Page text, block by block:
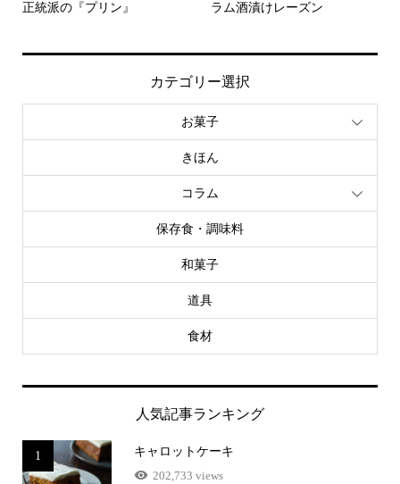
正統派の『プリン』 ラム酒漬けレーズン
カテゴリー選択
お菓子
きほん
コラム
保存食・調味料
和菓子
道具
食材
人気記事ランキング
1
キャロットケーキ
202,733 views